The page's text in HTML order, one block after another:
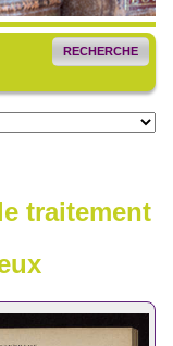
RECHERCHE
traitement